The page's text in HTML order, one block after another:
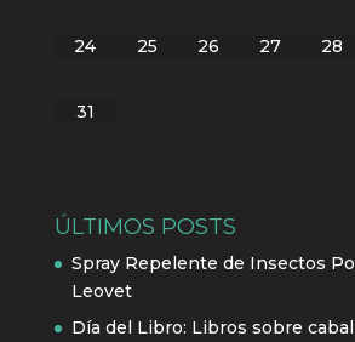
24 25 26 27 28
31
ÚLTIMOS POSTS
Spray Repelente de Insectos
Leovet
Día del Libro: Libros sobre